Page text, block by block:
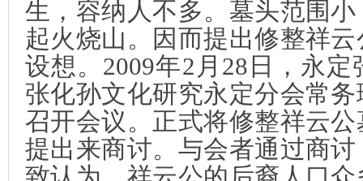
生，容纳人不多。墓头范围
起火烧山。因而提出修整祥
设想。 2009年2 月 28 日，永
张化孙文化研究永定分会常
召开会议。正式将修整祥云
提出来商讨。与会者通过商